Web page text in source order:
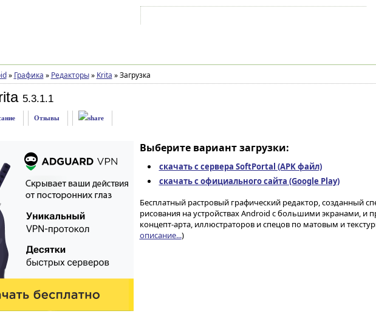
» Графика » Редакторы » Krita »Загрузка
5.3.1.1
Отзывы
Выберите вариант загрузки:
скачать с сервера SoftPortal (APK файл)
скачать с официального сайта (Google Play)
Бесплатный растровый графический редактор, созданный
рисования на устройствах Android с большими экранами, и
концепт-арта, иллюстраторов и спецов по матовым и
описание...)